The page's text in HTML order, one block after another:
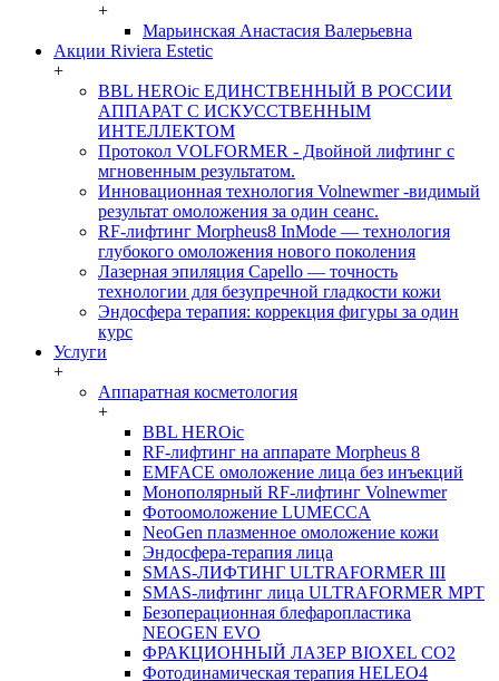
+
Марьинская Анастасия Валерьевна
Акции Riviera Estetic
+
BBL HEROic ЕДИНСТВЕННЫЙ В РОССИИ
АППАРАТ С ИСКУССТВЕННЫМ
ИНТЕЛЛЕКТОМ
Протокол VOLFORMER - Двойной лифтинг с
мгновенным результатом.
Инновационная технология Volnewmer -видимый
результат омоложения за один сеанс.
RF-лифтинг Morpheus8 InMode — технология
глубокого омоложения нового поколения
Лазерная эпиляция Capello — точность
технологии для безупречной гладкости кожи
Эндосфера терапия: коррекция фигуры за один
курс
Услуги
+
Аппаратная косметология
+
BBL HEROic
RF-лифтинг на аппарате Morpheus 8
EMFACE омоложение лица без инъекций
Монополярный RF-лифтинг Volnewmer
Фотоомоложение LUMECCA
NeoGen плазменное омоложение кожи
Эндосфера-терапия лица
SMAS-ЛИФТИНГ ULTRAFORMER III
SMAS-лифтинг лица ULTRAFORMER MPT
Безоперационная блефаропластика
NEOGEN EVO
ФРАКЦИОННЫЙ ЛАЗЕР BIOXEL CO2
Фотодинамическая терапия HELEO4